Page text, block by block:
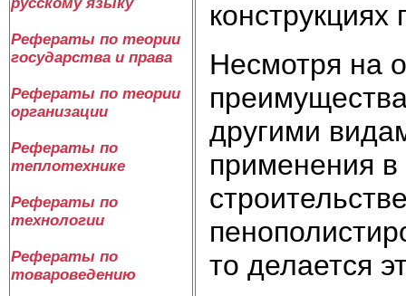
Рефераты по теории
государства и права
Рефераты по теории
организации
Рефераты по
теплотехнике
Рефераты по
технологии
Рефераты по
товароведению
Несмотря на
другими
применения
то делается